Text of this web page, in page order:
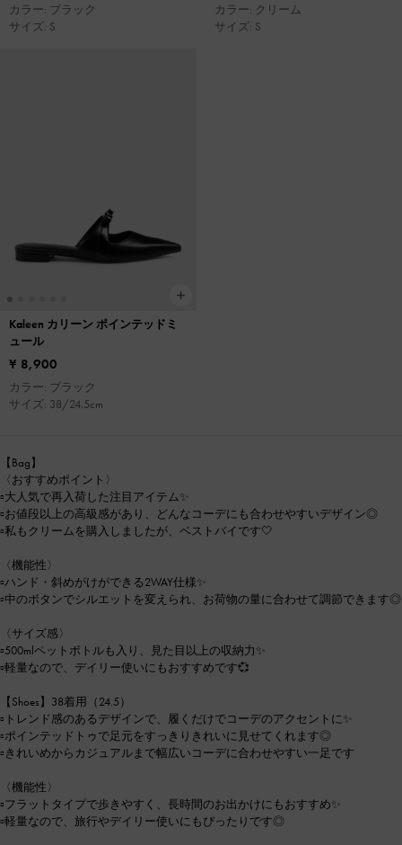
カラー: ブラック
サイズ: S
カラー: クリーム
サイズ: S
Kaleen カリーン ポインテッドミ
ュール
¥ 8,900
カラー: ブラック
サイズ: 38/24.5cm
【Bag】
〈おすすめポイント〉
▫︎大人気で再入荷した注目アイテム✨
▫︎お値段以上の高級感があり、どんなコーデにも合わせやすいデザイン◎
▫︎私もクリームを購入しましたが、ベストバイです🤍
〈機能性〉
▫︎ハンド・斜めがけができる2WAY仕様✨
▫︎中のボタンでシルエットを変えられ、お荷物の量に合わせて調節できます◎
〈サイズ感〉
▫︎500mlペットボトルも入り、見た目以上の収納力✨
▫︎軽量なので、デイリー使いにもおすすめです💞
【Shoes】38着用（24.5）
▫︎トレンド感のあるデザインで、履くだけでコーデのアクセントに✨
▫︎ポインテッドトゥで足元をすっきりきれいに見せてくれます◎
▫︎きれいめからカジュアルまで幅広いコーデに合わせやすい一足です
〈機能性〉
▫︎フラットタイプで歩きやすく、長時間のお出かけにもおすすめ✨
▫︎軽量なので、旅行やデイリー使いにもぴったりです◎